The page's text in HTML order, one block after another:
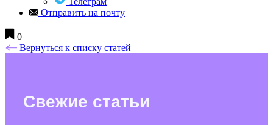
Отправить на почту
0
Вернуться к списку статей
Свежие статьи